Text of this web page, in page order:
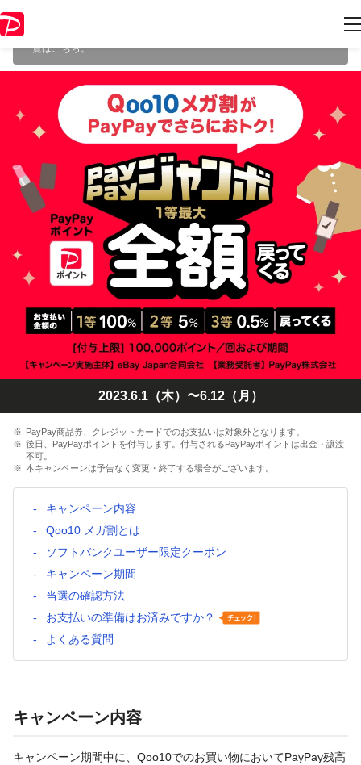
情報はキャンペーン終了時点のものになります。
一覧はこちら。
2023.6.1（木）〜6.12（月）
PayPay商品券、クレジットカードでのお支払いは対象外となります。
後日、PayPayポイントを付与します。付与されるPayPayポイントは出金・譲渡
不可。
本キャンペーンは予告なく変更・終了する場合がございます。
キャンペーン内容
Qoo10 メガ割とは
ソフトバンクユーザー限定クーポン
キャンペーン期間
当選の確認方法
お支払いの準備はお済みですか？
よくある質問
キャンペーン内容
キャンペーン期間中に、Qoo10でのお買い物においてPayPay残高